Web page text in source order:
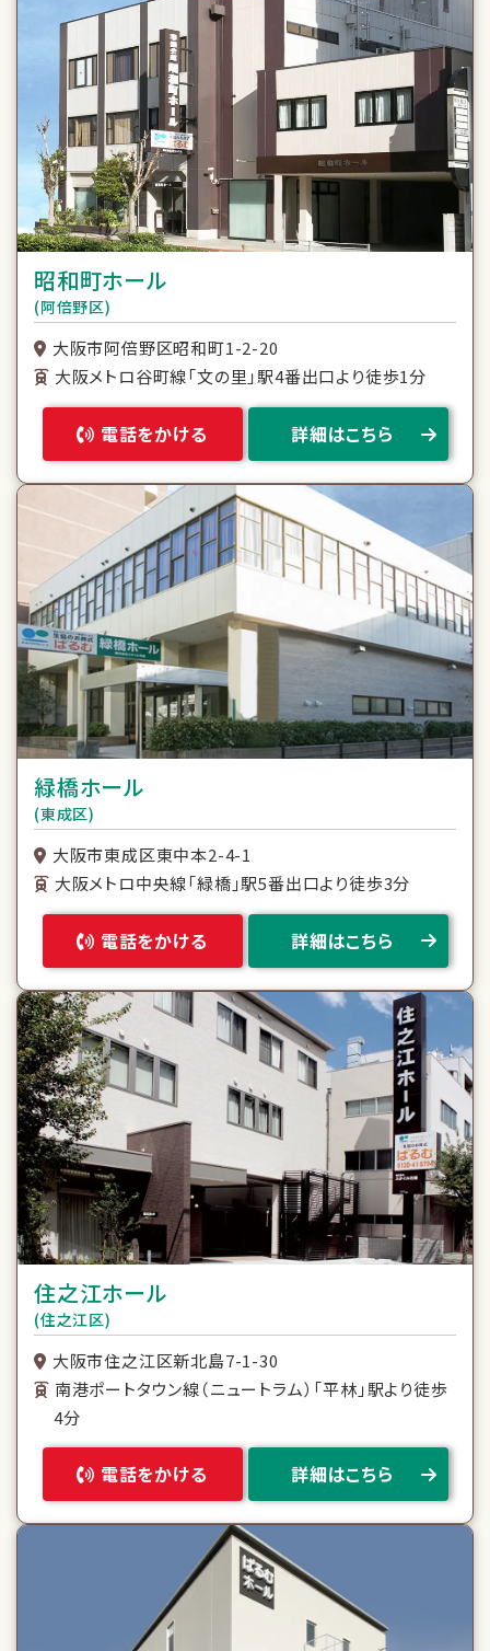
昭和町ホール
(阿倍野区)
大阪市阿倍野区昭和町1-2-20
大阪メトロ谷町線「文の里」駅4番出口より徒歩1分
電話をかける 詳細はこちら
緑橋ホール
(東成区)
大阪市東成区東中本2-4-1
大阪メトロ中央線「緑橋」駅5番出口より徒歩3分
電話をかける 詳細はこちら
住之江ホール
(住之江区)
大阪市住之江区新北島7-1-30
南港ポートタウン線（ニュートラム）「平林」駅より徒歩
4分
電話をかける 詳細はこちら